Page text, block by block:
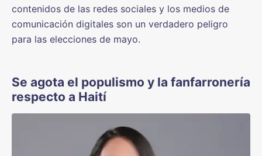
contenidos de las redes sociales y los medios de
comunicación digitales son un verdadero peligro
para las elecciones de mayo.
Se agota el populismo y la fanfarronería
respecto a Haití